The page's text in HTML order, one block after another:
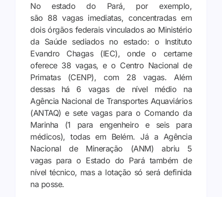
No estado do Pará, por exemplo,
são 88 vagas imediatas, concentradas em
dois órgãos federais vinculados ao Ministério
da Saúde sediados no estado: o Instituto
Evandro Chagas (IEC), onde o certame
oferece 38 vagas, e o Centro Nacional de
Primatas (CENP), com 28 vagas. Além
dessas há 6 vagas de nível médio na
Agência Nacional de Transportes Aquaviários
(ANTAQ) e sete vagas para o Comando da
Marinha (1 para engenheiro e seis para
médicos), todas em Belém. Já a Agência
Nacional de Mineração (ANM) abriu 5
vagas para o Estado do Pará também de
nível técnico, mas a lotação só será definida
na posse.